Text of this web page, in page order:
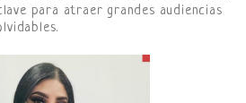
para atraer grandes audiencias